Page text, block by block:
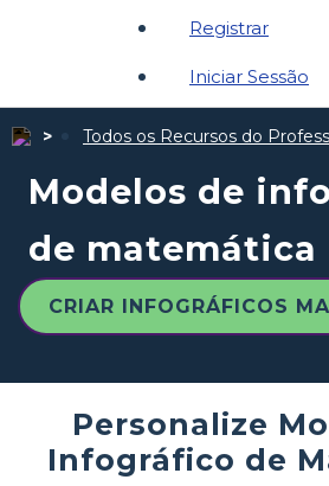
Registrar
Iniciar Sessão
Todos os Recursos do
Modelos de
de matemática
CRIAR INFOGRÁFICOS
Personalize
Infográfico de